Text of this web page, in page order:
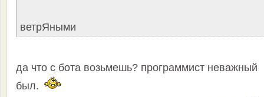
ветрЯными
да что с бота возьмешь? программист неважный
был.